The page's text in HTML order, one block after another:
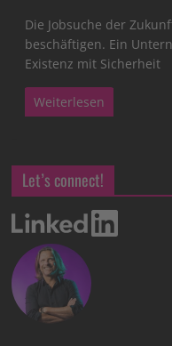
Die Jobsuche der
beschäftigen. Ein
Existenz mit Sicherheit
Weiterlesen
Let’s connect!